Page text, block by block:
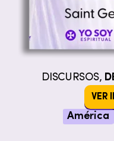
DISCURSOS,
VER
América